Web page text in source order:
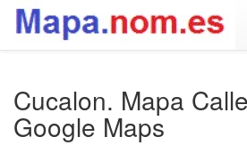
Cucalon. Mapa
Google Maps